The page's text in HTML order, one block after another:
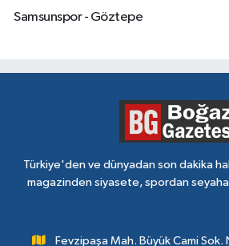
Samsunspor - Göztepe
Türkiye'den ve dünyadan son dakika
magazinden siyasete, spordan
Fevzipaşa Mah. Büyük Cami